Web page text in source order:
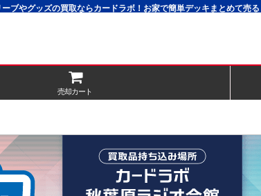
ブやグッズの買取ならカードラボ！お家で簡単デッキまとめて売る
売却カート